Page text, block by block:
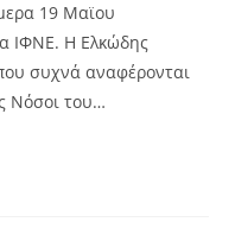
19 Μαϊου
ΙΦΝΕ. Η Ελκώδης
συχνά αναφέρονται
Νόσοι του…